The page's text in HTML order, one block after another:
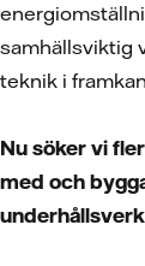
samhällsviktig
teknik i
Nu söker vi
med och